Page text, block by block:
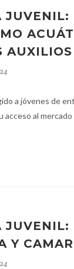
JUVENIL:
AUXILIOS
a jóvenes de
acceso al mercado
JUVENIL:
Y